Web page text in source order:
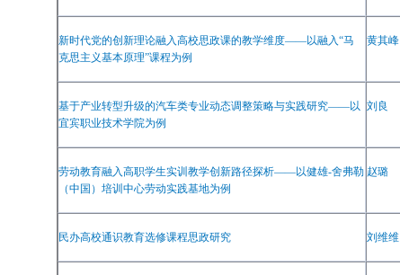
新时代党的创新理论融入高校思政课的教学维度——以融入“马
克思主义基本原理”课程为例
黄其峰
基于产业转型升级的汽车类专业动态调整策略与实践研究——以
宜宾职业技术学院为例
刘良
劳动教育融入高职学生实训教学创新路径探析——以健雄-舍弗勒
（中国）培训中心劳动实践基地为例
赵璐
民办高校通识教育选修课程思政研究 刘维维